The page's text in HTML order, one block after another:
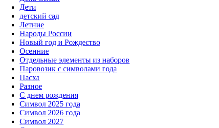
Дети
детский сад
Летние
Народы России
Новый год и Рождество
Осенние
Отдельные элементы из наборов
Паровозик с символами года
Пасха
Разное
С днем рождения
Символ 2025 года
Символ 2026 года
Символ 2027